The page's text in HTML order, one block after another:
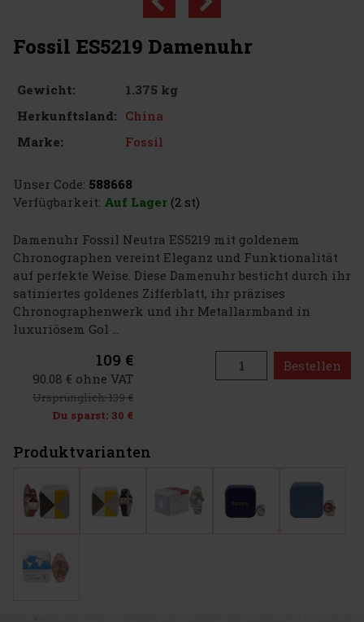
Fossil ES5219 Damenuhr
Gewicht:
1.375 kg
Herkunftsland: China
Marke:
Fossil
Unser Code: 588668
Verfügbarkeit: Auf Lager (2 st)
Damenuhr Fossil Neutra ES5219 mit goldenem
Chronographen vereint Eleganz und Funktionalität
auf perfekte Weise. Diese Damenuhr besticht durch ihr
satiniertes goldenes Zifferblatt, ihr präzises
Chronographenwerk und ihr Metallarmband in
luxuriösem Gol ...
109 €
90.08 € ohne VAT
Ursprünglich:139 €
Du sparst: 30 €
Bestellen
Produktvarianten